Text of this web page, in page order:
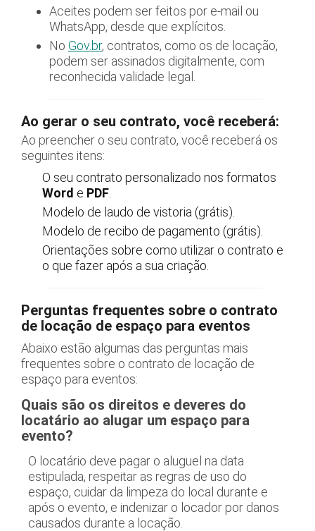
Aceites podem ser feitos por e-mail ou
WhatsApp, desde que explícitos.
No Gov.br, contratos, como os de locação,
podem ser assinados digitalmente, com
reconhecida validade legal.
Ao gerar o seu contrato, você receberá:
Ao preencher o seu contrato, você receberá os
seguintes itens:
O seu contrato personalizado nos formatos
Word e PDF
Modelo de laudo de vistoria (grátis).
Modelo de recibo de pagamento (grátis).
Orientações sobre como utilizar o contrato e
o que fazer após a sua criação.
Perguntas frequentes sobre o contrato
de locação de espaço para eventos
Abaixo estão algumas das perguntas mais
frequentes sobre o contrato de locação de
espaço para eventos:
Quais são os direitos e deveres do
locatário ao alugar um espaço para
evento?
O locatário deve pagar o aluguel na data
estipulada, respeitar as regras de uso do
espaço, cuidar da limpeza do local durante e
após o evento, e indenizar o locador por danos
causados durante a locação.